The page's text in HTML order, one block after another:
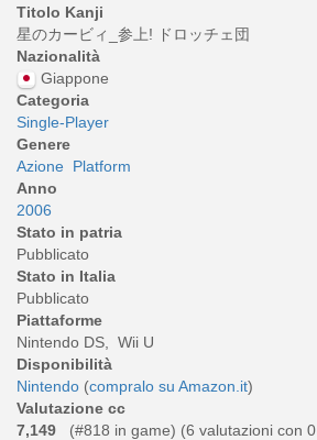
Titolo Kanji
星のカービィ_参上! ドロッチェ団
Nazionalità
Giappone
Categoria
Single-Player
Genere
Azione Platform
Anno
2006
Stato in patria
Pubblicato
Stato in Italia
Pubblicato
Piattaforme
Nintendo DS, Wii U
Disponibilità
Nintendo (compralo su Amazon.it)
Valutazione cc
7,149
(#818 in game) (6 valutazioni con 0